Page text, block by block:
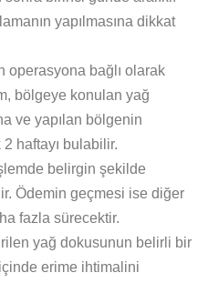
yapılmasına dikkat
operasyona bağlı olarak
bölgeye konulan yağ
ve yapılan bölgenin
haftayı bulabilir.
belirgin şekilde
Ödemin geçmesi ise diğer
fazla sürecektir.
yağ dokusunun belirli bir
erime ihtimalini